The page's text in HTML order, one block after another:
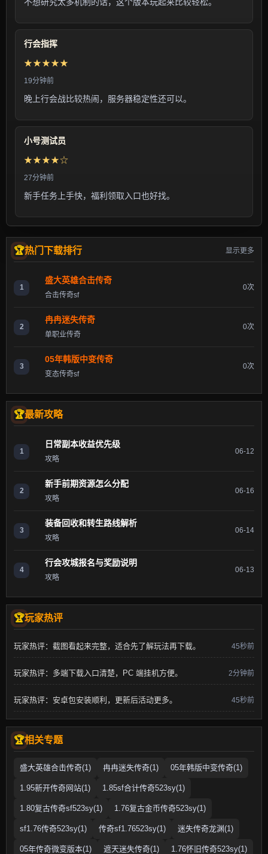
行会指挥
★★★★★
19分钟前
晚上行会战比较热闹，服务器稳定性还可以。
小号测试员
★★★★☆
27分钟前
新手任务上手快，福利领取入口也好找。
热门下载排行 显示更多
1
盛大英雄合击传奇
合击传奇sf
0次
2
冉冉迷失传奇
单职业传奇
0次
3
05年韩版中变传奇
变态传奇sf
0次
最新攻略
1
日常副本收益优先级
攻略
06-12
2
新手前期资源怎么分配
攻略
06-16
3
装备回收和转生路线解析
攻略
06-14
4
行会攻城报名与奖励说明
攻略
06-13
玩家热评
玩家热评：截图看起来完整，适合先了解玩法再下载。 45秒前
玩家热评：多端下载入口清楚，PC 端挂机方便。 2分钟前
玩家热评：安卓包安装顺利，更新后活动更多。 45秒前
相关专题
盛大英雄合击传奇(1) 冉冉迷失传奇(1) 05年韩版中变传奇(1)
1.95新开传奇网站(1) 1.85sf合计传奇523sy(1)
1.80复古传奇sf523sy(1) 1.76复古金币传奇523sy(1)
sf1.76传奇523sy(1) 传奇sf1.76523sy(1) 迷失传奇龙渊(1)
05年传奇微变版本(1) 遮天迷失传奇(1) 1.76怀旧传奇523sy(1)